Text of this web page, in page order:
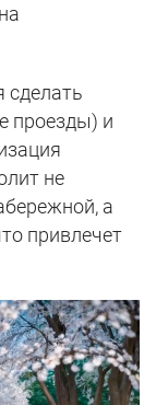
сделать
проезды) и
не
а
привлечет